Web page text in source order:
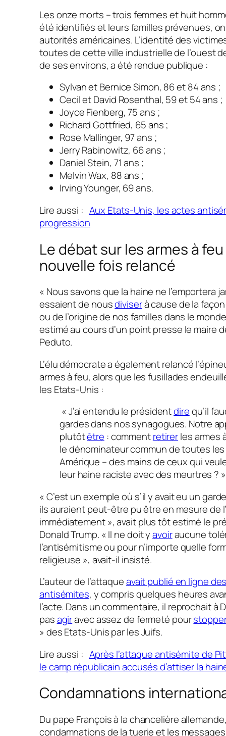
Les onze morts – trois femmes et huit
été identifiés et leurs familles prévenues,
autorités américaines. L’identité des
toutes de cette ville industrielle de l’ouest
de ses environs, a été rendue publique :
Sylvan et Bernice Simon, 86 et 84 ans ;
Cecil et David Rosenthal, 59 et 54 ans ;
Joyce Fienberg, 75 ans ;
Richard Gottfried, 65 ans ;
Rose Mallinger, 97 ans ;
Jerry Rabinowitz, 66 ans ;
Daniel Stein, 71 ans ;
Melvin Wax, 88 ans ;
Irving Younger, 69 ans.
Lire aussi : Aux Etats-Unis, les actes
progression
Le débat sur les armes à
nouvelle fois relancé
« Nous savons que la haine ne l’emportera
essaient de nousdiviserà cause de la
ou de l’origine de nos familles dans le
estimé au cours d’un point presse le maire
Peduto.
L’élu démocrate a également relancé
armes à feu, alors que les fusillades
les Etats-Unis :
« J’ai entendu le présidentdirequ’il
gardes dans nos synagogues. Notre
plutôtêtre : commentretirerles armes
le dénominateur commun de toutes
Amérique – des mains de ceux qui
leur haine raciste avec des meurtres ? »
« C’est un exemple où s’il y avait eu un
ils auraient peut-être pu être en mesure de
immédiatement », avait plus tôt estimé le
Donald Trump. « Il ne doit yavoiraucune
l’antisémitisme ou pour n’importe quelle
religieuse », avait-il insisté.
L’auteur de l’attaqueavait publié en ligne
antisémites, y compris quelques heures
l’acte. Dans un commentaire, il reprochait à
pasagiravec assez de fermeté pour
» des Etats-Unis par les Juifs.
Lire aussi : Après l’attaque antisémite de
le camp républicain accusés d’attiser la
Condamnations
Du pape François à la chancelière
condamnations de la tuerie et les